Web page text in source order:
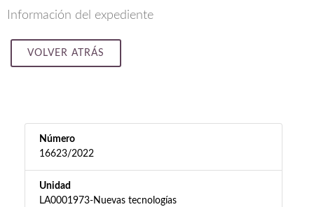
Información del expediente
VOLVER ATRÁS
Número
16623/2022
Unidad
LA0001973-Nuevas tecnologías